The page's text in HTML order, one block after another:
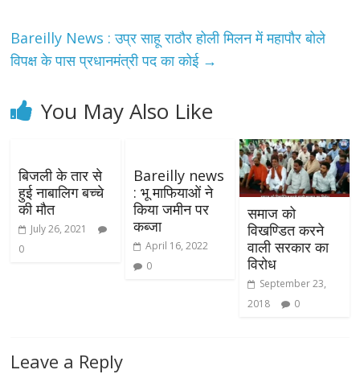
Bareilly News : उप्र साहू राठौर होली मिलन में महापौर बोले
विपक्ष के पास प्रधानमंत्री पद का कोई →
You May Also Like
बिजली के तार से
हुई नाबालिग बच्चे
की मौत
July 26, 2021
0
Bareilly news
: भू माफियाओं ने
किया जमीन पर
कब्जा
April 16, 2022
0
समाज को
विखण्डित करने
वाली सरकार का
विरोध
September 23,
2018
0
Leave a Reply